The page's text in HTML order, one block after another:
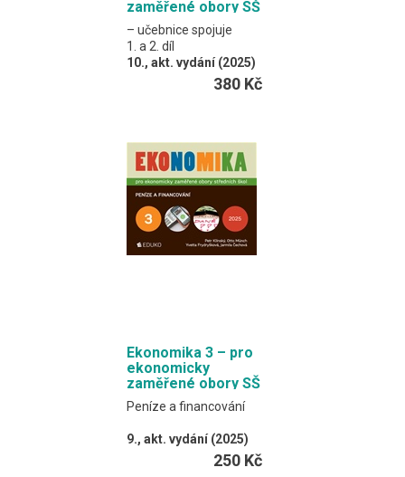
zaměřené obory SŠ
– učebnice spojuje
1. a 2. díl
10., akt. vydání (2025)
úlohy.
Formát EDUKO PC / 368
stran
380 Kč
Ekonomika 3 – pro
ekonomicky
zaměřené obory SŠ
Peníze a financování
9., akt. vydání (2025)
250 Kč